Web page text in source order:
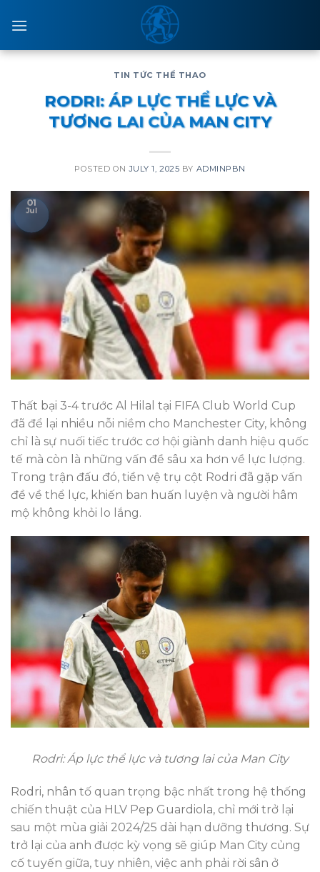
TIN TỨC THỂ THAO
RODRI: ÁP LỰC THỂ LỰC VÀ
TƯƠNG LAI CỦA MAN CITY
POSTED ONJULY 1, 2025 BY ADMINPBN
01
Jul
Thất bại 3-4 trước Al Hilal tại FIFA Club World Cup
đã để lại nhiều nỗi niềm cho Manchester City, không
chỉ là sự nuối tiếc trước cơ hội giành danh hiệu quốc
tế mà còn là những vấn đề sâu xa hơn về lực lượng.
Trong trận đấu đó, tiền vệ trụ cột Rodri đã gặp vấn
đề về thể lực, khiến ban huấn luyện và người hâm
mộ không khỏi lo lắng.
Rodri: Áp lực thể lực và tương lai của Man City
Rodri, nhân tố quan trọng bậc nhất trong hệ thống
chiến thuật của HLV Pep Guardiola, chỉ mới trở lại
sau một mùa giải 2024/25 dài hạn dưỡng thương. Sự
trở lại của anh được kỳ vọng sẽ giúp Man City củng
cố tuyến giữa, tuy nhiên, việc anh phải rời sân ở